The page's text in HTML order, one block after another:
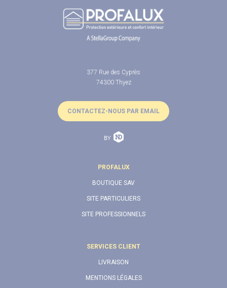
377 Rue des Cyprès
74300 Thyez
CONTACTEZ-NOUS PAR EMAIL
PROFALUX
BOUTIQUE SAV
SITE PARTICULIERS
SITE PROFESSIONNELS
SERVICES CLIENT
LIVRAISON
MENTIONS LÉGALES